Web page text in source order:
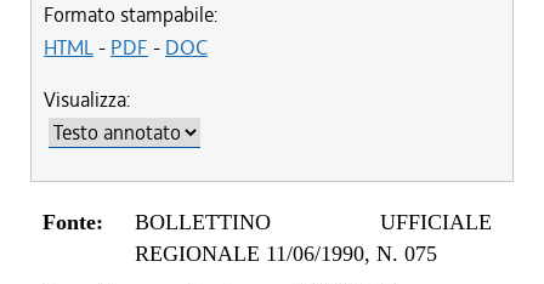
Formato stampabile:
HTML- PDF - DOC
Visualizza:
Fonte:
BOLLETTINO UFFICIALE
REGIONALE 11/06/1990, N. 075